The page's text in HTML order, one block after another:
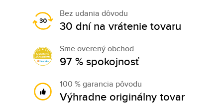
Bez udania dôvodu
30 dní na vrátenie tovaru
Sme overený obchod
97 % spokojnosť
100 % garancia pôvodu
Výhradne originálny tovar